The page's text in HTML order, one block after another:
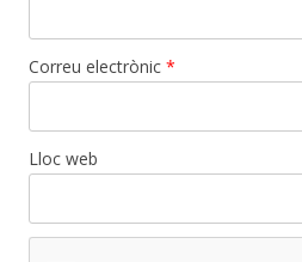
Correu electrònic *
Lloc web